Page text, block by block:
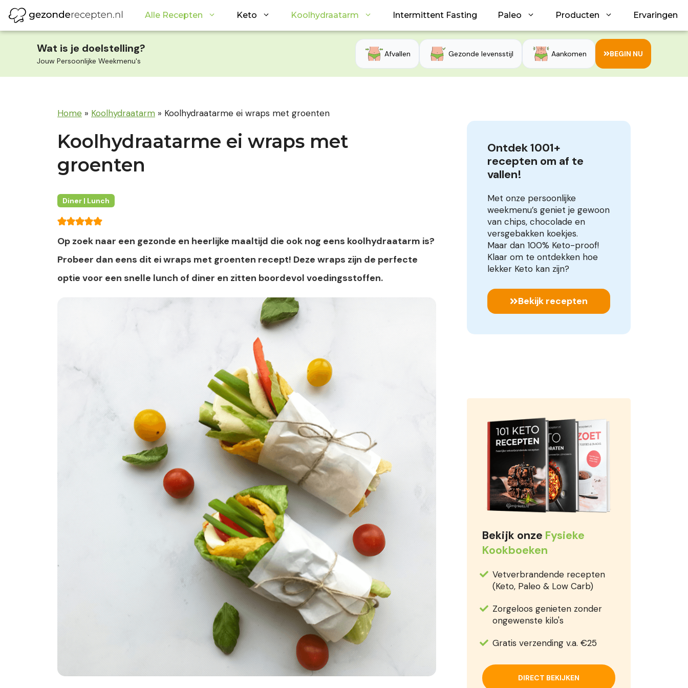
naar
de
Alle Recepten Keto Koolhydraatarm Intermittent Fasting Paleo Producten Ervaringen
Wat is je doelstelling?
Jouw Persoonlijke Weekmenu's
Afvallen Gezonde levensstijl Aankomen BEGIN NU
Home » Koolhydraatarm » Koolhydraatarme ei wraps met groenten
Koolhydraatarme ei wraps met
groenten
Diner | Lunch
Op zoek naar een gezonde en heerlijke maaltijd die ook nog eens koolhydraatarm is?
Probeer dan eens dit ei wraps met groenten recept! Deze wraps zijn de perfecte
optie voor een snelle lunch of diner en zitten boordevol voedingsstoffen.
Ontdek 1001+
recepten om af te
vallen!
Met onze persoonlijke
weekmenu’s geniet je gewoon
van chips, chocolade en
versgebakken koekjes.
Maar dan 100% Keto-proof!
Klaar om te ontdekken hoe
lekker Keto kan zijn?
Bekijk recepten
Bekijk onze Fysieke
Kookboeken
Vetverbrandende recepten
(Keto, Paleo & Low Carb)
Zorgeloos genieten zonder
ongewenste kilo's
Gratis verzending v.a. €25
DIRECT BEKIJKEN